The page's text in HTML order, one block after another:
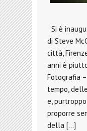
Si è
di Steve
città,
anni è
Fotografia
tempo,
e,
proporre
della […]